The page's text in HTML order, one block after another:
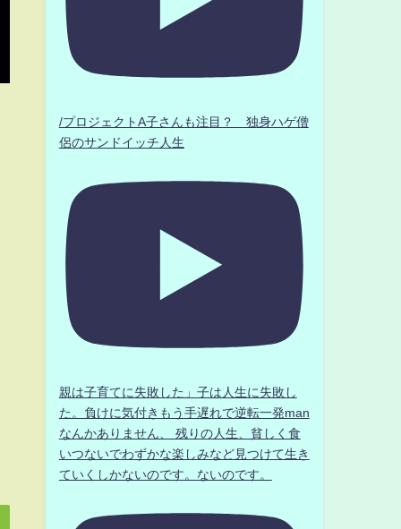
/プロジェクトA子さんも注目？ 独身ハゲ僧
侶のサンドイッチ人生
親は子育てに失敗した」子は人生に失敗し
た。負けに気付きもう手遅れで逆転一発man
なんかありません、 残りの人生、貧しく食
いつないでわずかな楽しみなど見つけて生き
ていくしかないのです。ないのです。